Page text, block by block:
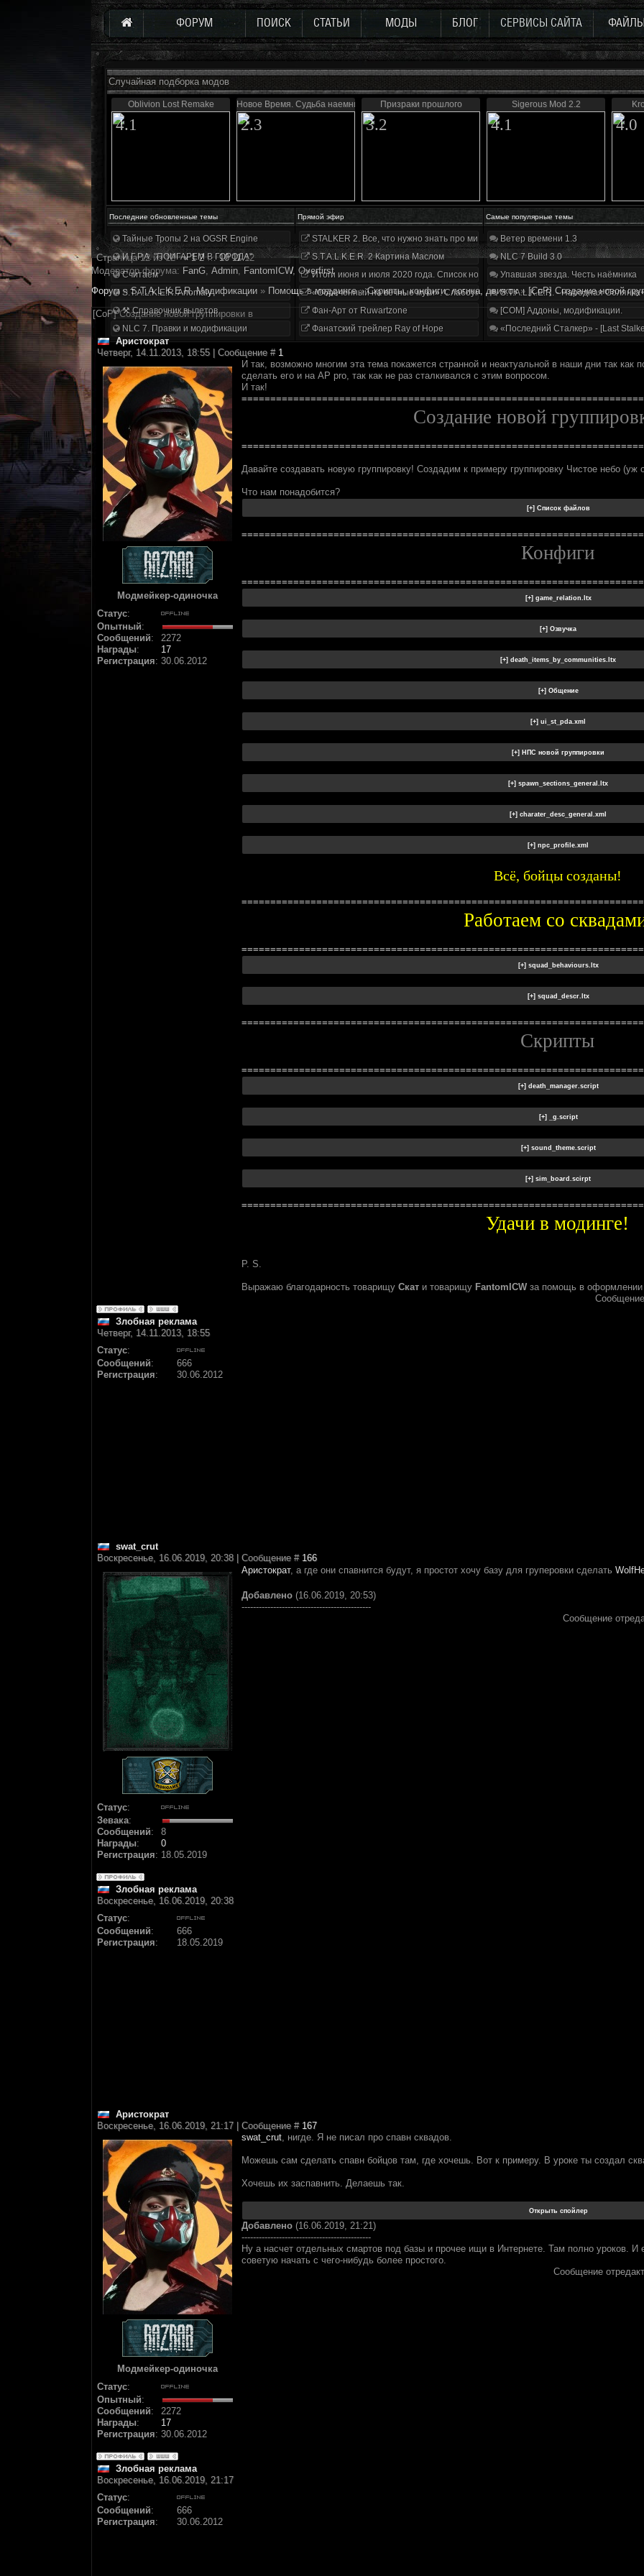
ФОРУМ ПОИСК СТАТЬИ МОДЫ БЛОГ СЕРВИСЫ САЙТА
Случайная подборка модов
Oblivion Lost Remake
4.1
Новое Время. Судьба наемника
2.3
Призраки прошлого
3.2
Sigerous Mod 2.2
4.1 4.0
Последние обновленные темы Прямой эфир Самые популярные темы
Тайные Тропы 2 на OGSR Engine
И.Г.Р.А. "ПОИГАРЕМ В ГОРОДА"
Считаем
S.T.A.L.K.E.R. Anomaly
⚒ Справочник вылетов
NLC 7. Правки и модификации
STALKER 2. Все, что нужно знать про мир, геймплей и сюжет | Разбор трейлера
S.T.A.L.K.E.R. 2 Картина Маслом
Итоги июня и июля 2020 года. Список нововведений
«Обречённый на вечные муки». Слабоумие и отвага
Фан-Арт от Ruwartzone
Фанатский трейлер Ray of Hope
Ветер времени 1.3
NLC 7 Build 3.0
Упавшая звезда. Честь наёмника
S.T.A.L.K.E.R. - Народная
[COM] Аддоны, модификации.
«Последний Сталкер» - [Last
Страница12из12 « 1 2 … 10 11 12
Модератор форума: FanG, Аdmin, FantomICW, Overfirst
Форум » S.T.A.L.K.E.R. Модификации » Помощь в моддинге » Скрипты, конфиги, логика, движок » [CoP] Создание новой
[CoP] Создание новой группировки в
Аристократ
Четверг, 14.11.2013, 18:55 | Сообщение # 1
Модмейкер-одиночка
Статус:
Опытный:
Сообщений:
2272
Награды:
17
Регистрация: 30.06.2012
И так, возможно многим эта тема покажется странной и неактуальной в наши дни так как
сделать его и на AP pro, так как не раз сталкивался с этим вопросом.
И так!
Создание новой
Давайте создавать новую группировку! Создадим к примеру группировку Чистое небо (уж
Что нам понадобится?
Конфиги
Всё, бойцы созданы!
Работаем со
Скрипты
Удачи в модинге!
P. S.
Выражаю благодарность товарищу Скат и товарищу FantomICW за помощь в оформлении
Злобная реклама
Четверг, 14.11.2013, 18:55
Статус:
Сообщений:
666
Регистрация: 30.06.2012
swat_crut
Воскресенье, 16.06.2019, 20:38 | Сообщение # 166
Статус:
Зевака:
Сообщений:
8
Награды:
0
Регистрация: 18.05.2019
Аристократ, а где они спавнится будут, я простот хочу базу для груперовки сделать
Добавлено (16.06.2019, 20:53)
---------------------------------------------
Сообщение
Злобная реклама
Воскресенье, 16.06.2019, 20:38
Статус:
Сообщений:
666
Регистрация: 18.05.2019
Аристократ
Воскресенье, 16.06.2019, 21:17 | Сообщение # 167
Модмейкер-одиночка
Статус:
Опытный:
Сообщений:
2272
Награды:
17
Регистрация: 30.06.2012
swat_crut, нигде. Я не писал про спавн сквадов.
Можешь сам сделать спавн бойцов там, где хочешь. Вот к примеру. В уроке ты создал
Хочешь их заспавнить. Делаешь так.
Добавлено (16.06.2019, 21:21)
---------------------------------------------
Ну а насчет отдельных смартов под базы и прочее ищи в Интернете. Там полно уроков. И
советую начать с чего-нибудь более простого.
Сообщение
Злобная реклама
Воскресенье, 16.06.2019, 21:17
Статус:
Сообщений:
666
Регистрация: 30.06.2012